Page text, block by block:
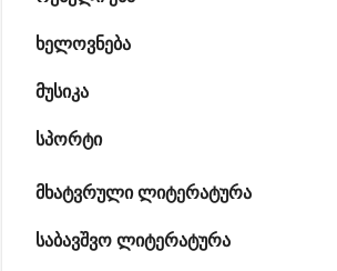
ხელოვნება
მუსიკა
სპორტი
მხატვრული ლიტერატურა
საბავშვო ლიტერატურა